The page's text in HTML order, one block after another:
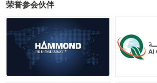
荣誉参会伙伴